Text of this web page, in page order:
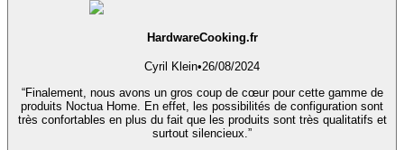
HardwareCooking.fr
Cyril Klein•26/08/2024
“Finalement, nous avons un gros coup de cœur pour cette gamme de
produits Noctua Home. En effet, les possibilités de configuration sont
très confortables en plus du fait que les produits sont très qualitatifs et
surtout silencieux.”